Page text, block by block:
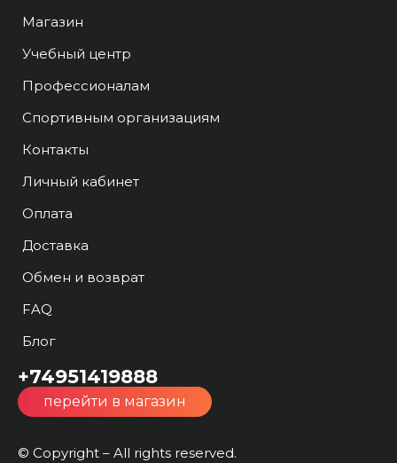
Магазин
Учебный центр
Профессионалам
Спортивным организациям
Контакты
Личный кабинет
Оплата
Доставка
Обмен и возврат
FAQ
Блог
+74951419888
перейти в магазин
© Copyright – All rights reserved.